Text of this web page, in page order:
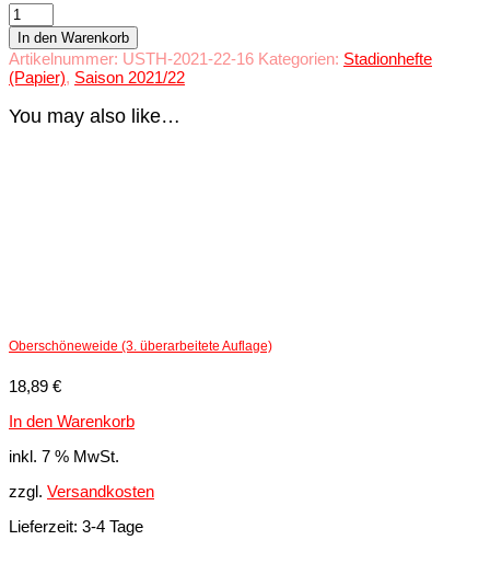
Saison
2021/22
Heft
16
-
FSV
In den Warenkorb
Artikelnummer: USTH-2021-22-16 Kategorien: Stadionhefte
(Papier), Saison 2021/22
You may also like…
Oberschöneweide (3. überarbeitete Auflage)
18,89 €
In den Warenkorb
inkl. 7 % MwSt.
zzgl. Versandkosten
Lieferzeit: 3-4 Tage